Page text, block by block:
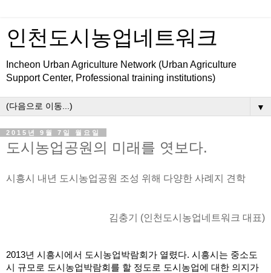
인천도시농업네트워크
Incheon Urban Agriculture Network (Urban Agriculture
Support Center, Professional training institutions)
▼
2015년 9월 7일 월요일
도시농업공원의 미래를 엿보다.
시흥시 내년 도시농업공원 조성 위해 다양한 사례지 견학
김충기 (인천도시농업네트워크 대표)
2013년 시흥시에서 도시농업박람회가 열렸다. 시흥시는 중소도
시 규모로 도시농업박람회를 할 정도로 도시농업에 대한 의지가